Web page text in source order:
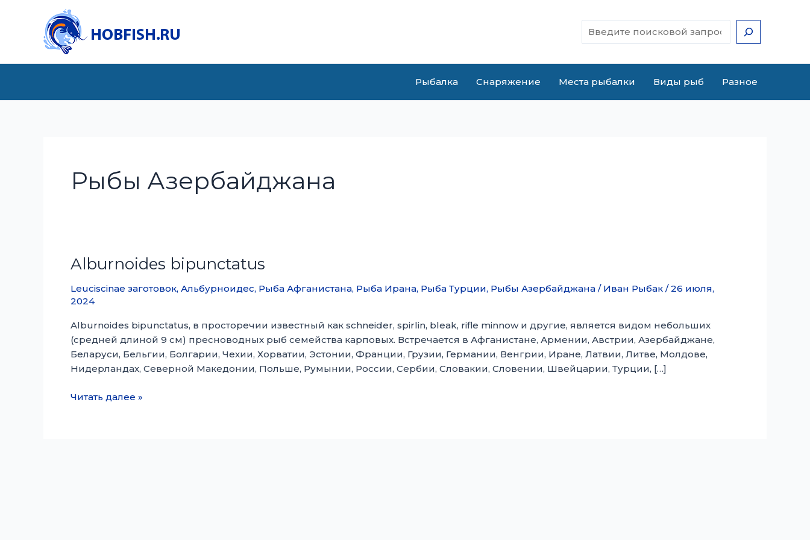
содержимому
Рыбалка Снаряжение Места рыбалки Виды рыб Разное
Рыбы Азербайджана
Alburnoides bipunctatus
Leuciscinae заготовок, Альбурноидес, Рыба Афганистана, Рыба Ирана, Рыба Турции, Рыбы Азербайджана / Иван Рыбак /26 июля,
2024
Alburnoides bipunctatus, в просторечии известный как schneider, spirlin, bleak, rifle minnow и другие, является видом небольших
(средней длиной 9 см) пресноводных рыб семейства карповых. Встречается в Афганистане, Армении, Австрии, Азербайджане,
Беларуси, Бельгии, Болгарии, Чехии, Хорватии, Эстонии, Франции, Грузии, Германии, Венгрии, Иране, Латвии, Литве, Молдове,
Нидерландах, Северной Македонии, Польше, Румынии, России, Сербии, Словакии, Словении, Швейцарии, Турции, […]
Alburnoides
Читать далее »